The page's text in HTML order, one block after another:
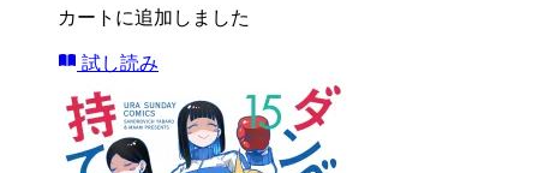
カートに追加しました
試し読み